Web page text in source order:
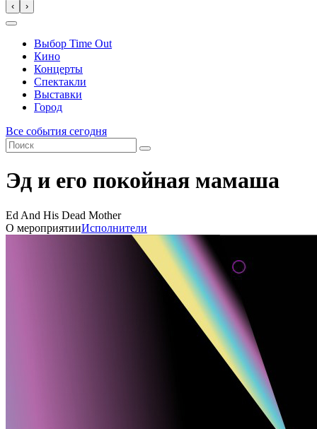
‹ ›
Выбор Time Out
Кино
Концерты
Спектакли
Выставки
Город
Все события сегодня
Эд и его покойная мамаша
Ed And His Dead Mother
О мероприятииИсполнители